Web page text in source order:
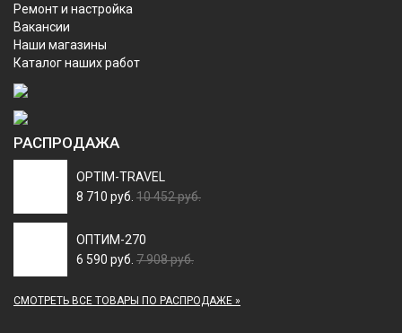
Ремонт и настройка
Вакансии
Наши магазины
Каталог наших работ
РАСПРОДАЖА
OPTIM-TRAVEL
8 710 руб. 10 452 руб.
ОПТИМ-270
6 590 руб. 7 908 руб.
СМОТРЕТЬ ВСЕ ТОВАРЫ ПО РАСПРОДАЖЕ »